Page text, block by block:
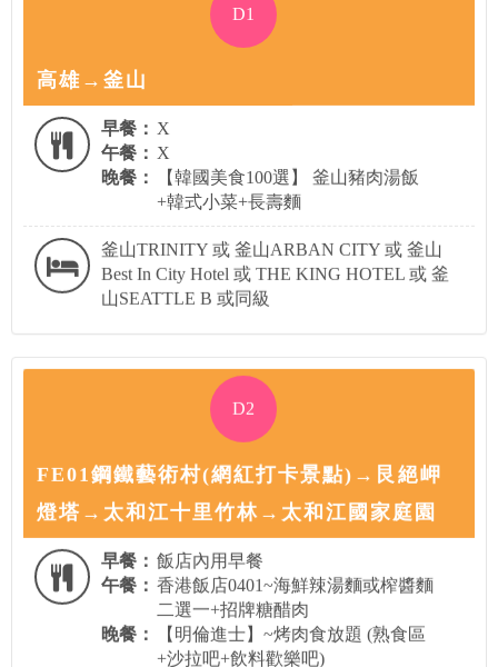
D1
高雄→釜山
早餐： X
午餐： X
晚餐：
【韓國美食100選】 釜山豬肉湯飯
+韓式小菜+長壽麵
釜山TRINITY 或 釜山ARBAN CITY 或 釜山
Best In City Hotel 或 THE KING HOTEL 或 釜
山SEATTLE B 或同級
D2
FE01鋼鐵藝術村(網紅打卡景點)→艮絕岬
燈塔→太和江十里竹林→太和江國家庭園
早餐： 飯店內用早餐
午餐： 香港飯店0401~海鮮辣湯麵或榨醬麵
二選一+招牌糖醋肉
晚餐：
【明倫進士】~烤肉食放題 (熟食區
+沙拉吧+飲料歡樂吧)